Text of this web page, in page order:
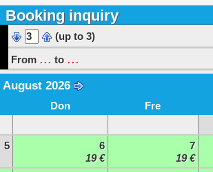
Booking inquiry
(up to 3)
From ... to ...
August 2026
Don Fre
5
6
19 €
7
19 €